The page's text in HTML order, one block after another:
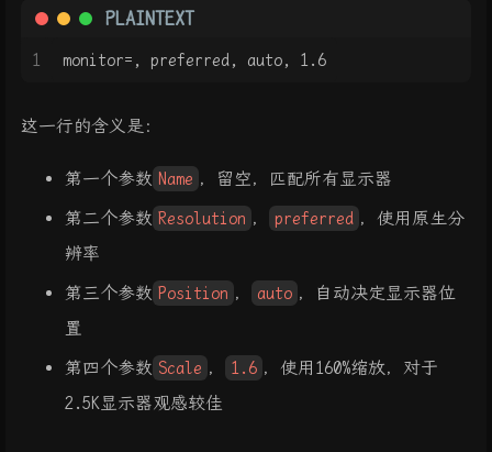
PLAINTEXT
1 monitor=, preferred, auto, 1.6
这一行的含义是：
第一个参数 Name ，留空，匹配所有显示器
第二个参数 Resolution ， preferred ，使用原生分
辨率
第三个参数 Position ， auto ，自动决定显示器位
置
第四个参数 Scale ， 1.6 ，使用160%缩放，对于
2.5K显示器观感较佳